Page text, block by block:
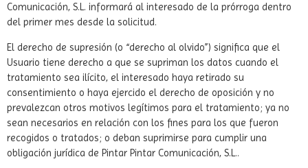
Comunicación, S.L. informará al interesado de la prórroga dentro
del primer mes desde la solicitud.
El derecho de supresión (o “derecho al olvido”) significa que el
Usuario tiene derecho a que se supriman los datos cuando el
tratamiento sea ilícito, el interesado haya retirado su
consentimiento o haya ejercido el derecho de oposición y no
prevalezcan otros motivos legítimos para el tratamiento; ya no
sean necesarios en relación con los fines para los que fueron
recogidos o tratados; o deban suprimirse para cumplir una
obligación jurídica de Pintar Pintar Comunicación, S.L..